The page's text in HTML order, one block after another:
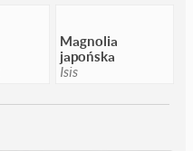
Magnolia
japońska
Isis